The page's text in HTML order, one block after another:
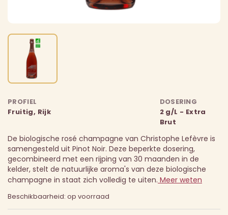
PROFIEL
Fruitig, Rijk
DOSERING
2 g/L - Extra
Brut
De biologische rosé champagne van Christophe Lefèvre is
samengesteld uit Pinot Noir. Deze beperkte dosering,
gecombineerd met een rijping van 30 maanden in de
kelder, stelt de natuurlijke aroma's van deze biologische
champagne in staat zich volledig te uiten. Meer weten
Beschikbaarheid: op voorraad